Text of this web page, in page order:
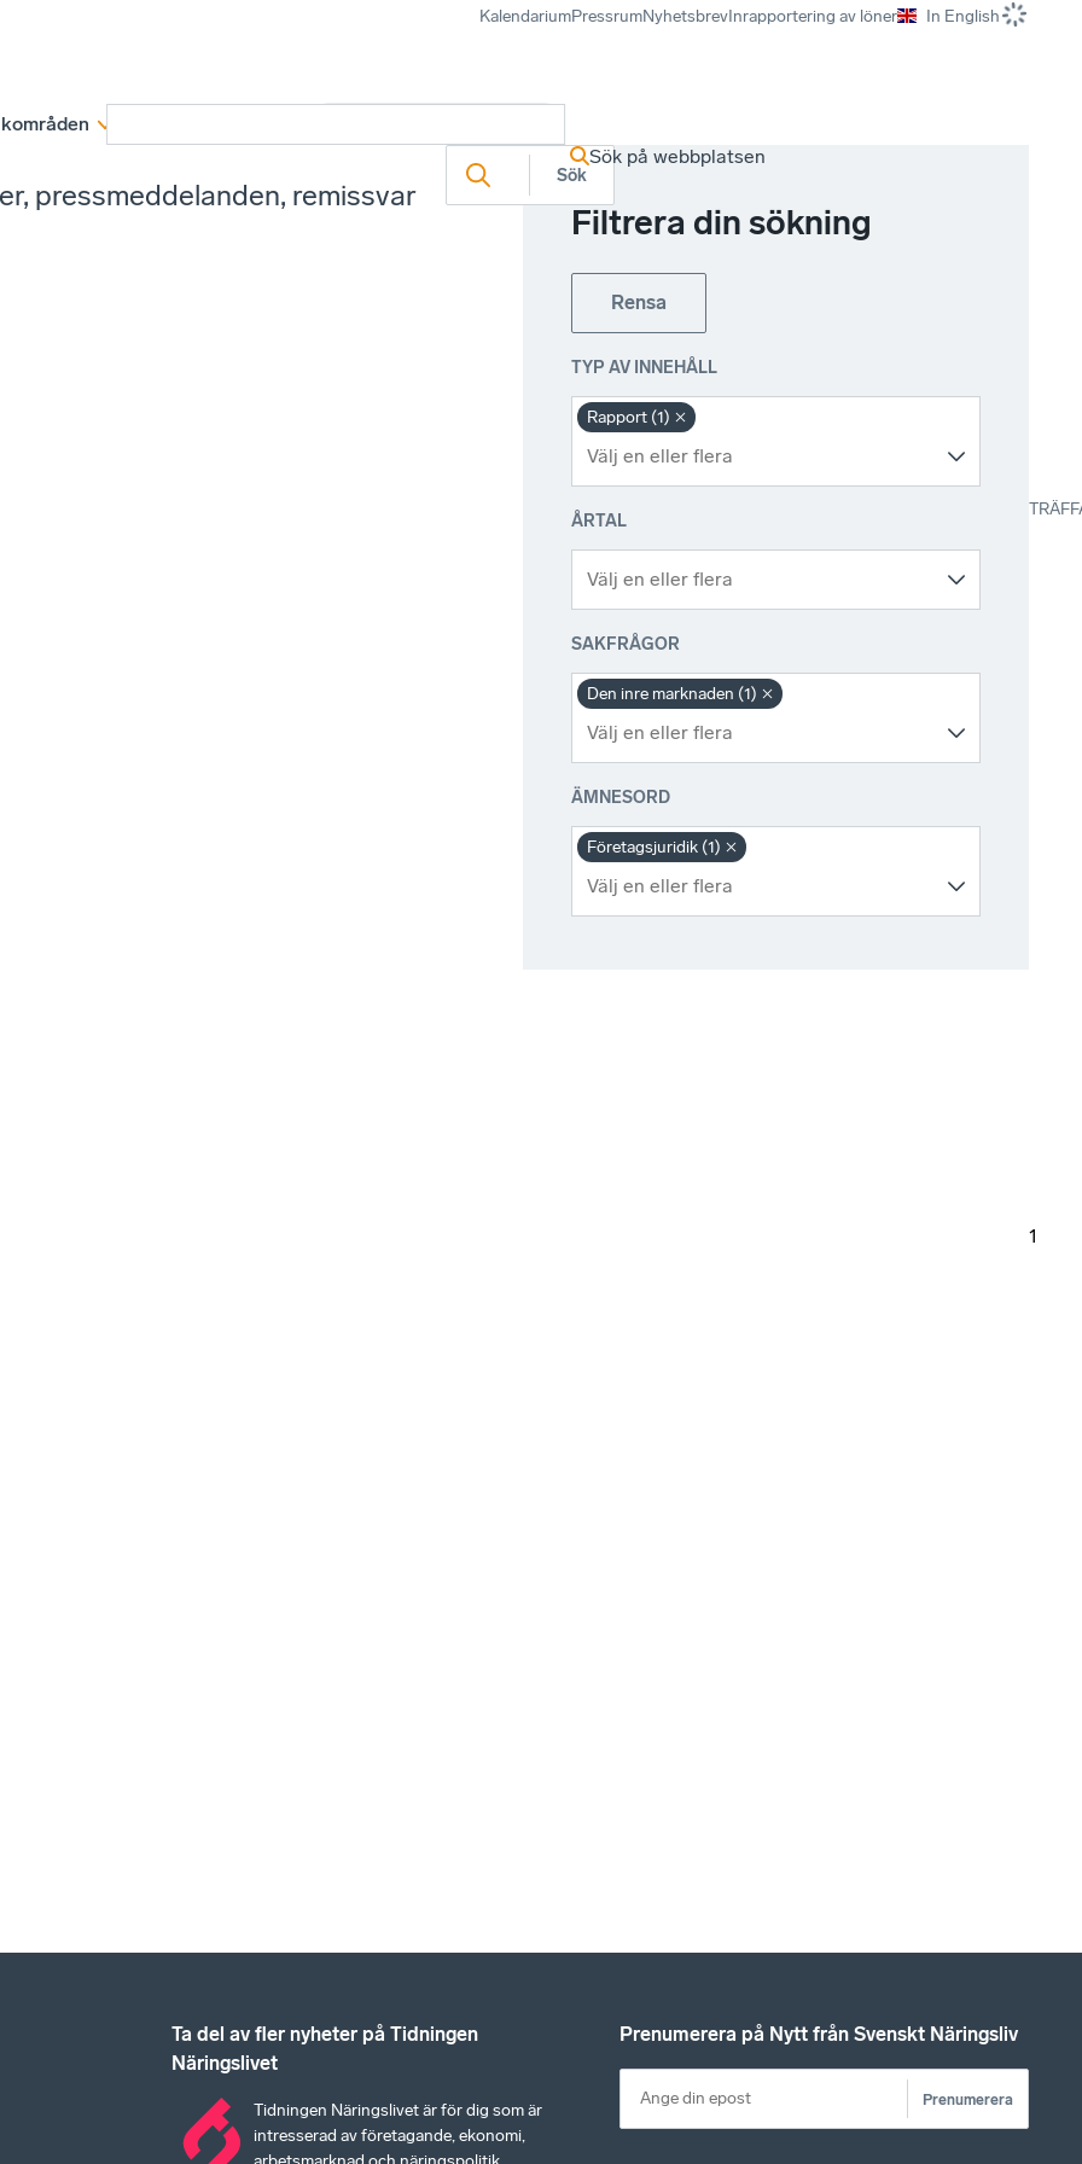
KalendariumPressrumNyhetsbrevInrapportering av löner In English
Sök på webbplatsen
pressmeddelanden, remissvar
Filtrera din sökning
Rensa
TYP AV INNEHÅLL
Rapport (1)
ÅRTAL
SAKFRÅGOR
Den inre marknaden (1)
ÄMNESORD
Företagsjuridik (1)
Sök
1
Ta del av fler nyheter på Tidningen
Näringslivet
Tidningen Näringslivet är för dig som är
intresserad av företagande, ekonomi,
Prenumerera på Nytt från Svenskt Näringsliv
Prenumerera